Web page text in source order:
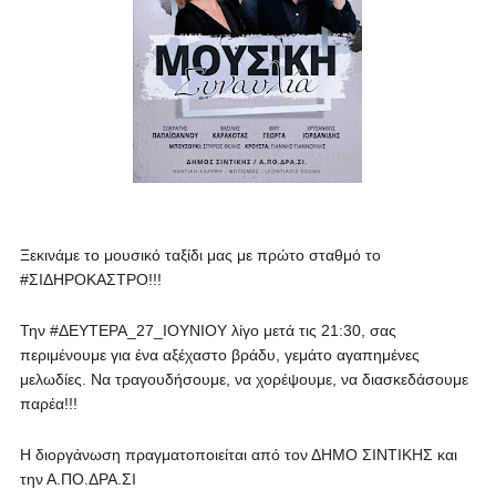
Ξεκινάμε το μουσικό ταξίδι μας με πρώτο σταθμό το
#ΣΙΔΗΡΟΚΑΣΤΡΟ!!!
Την #ΔΕΥΤΕΡΑ_27_ΙΟΥΝΙΟΥ λίγο μετά τις 21:30, σας
περιμένουμε για ένα αξέχαστο βράδυ, γεμάτο αγαπημένες
μελωδίες. Να τραγουδήσουμε, να χορέψουμε, να διασκεδάσουμε
παρέα!!!
Η διοργάνωση πραγματοποιείται από τον ΔΗΜΟ ΣΙΝΤΙΚΗΣ και
την Α.ΠΟ.ΔΡΑ.ΣΙ